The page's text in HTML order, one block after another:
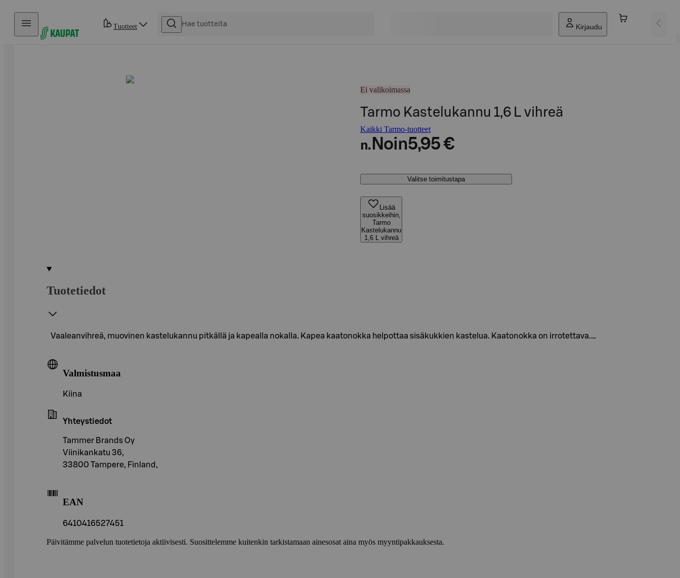
Hyppää sisältöön
Tuotteet Kirjaudu
Ei valikoimassa
Tarmo Kastelukannu 1,6 L vihreä
Kaikki Tarmo-tuotteet
n. Noin5,95 €
Valitse toimitustapa
Lisää
suosikkeihin,
Tarmo
Kastelukannu
1,6 L vihreä
Tuotetiedot
Vaaleanvihreä, muovinen kastelukannu pitkällä ja kapealla nokalla. Kapea kaatonokka helpottaa sisäkukkien kastelua. Kaatonokka on irrotettava.…
Valmistusmaa
Kiina
Yhteystiedot
Tammer Brands Oy
Viinikankatu 36,
33800 Tampere, Finland,
EAN
6410416527451
Päivitämme palvelun tuotetietoja aktiivisesti. Suosittelemme kuitenkin tarkistamaan ainesosat aina myös myyntipakkauksesta.